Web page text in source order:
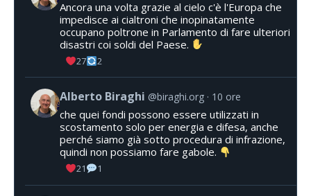
Ancora una volta grazie al cielo c'è l'Europa che
impedisce ai cialtroni che inopinatamente
occupano poltrone in Parlamento di fare ulteriori
disastri coi soldi del Paese.
27 2
Alberto Biraghi @biraghi.org 10 ore
che quei fondi possono essere utilizzati in
scostamento solo per energia e difesa, anche
perché siamo già sotto procedura di infrazione,
quindi non possiamo fare gabole.
21 1